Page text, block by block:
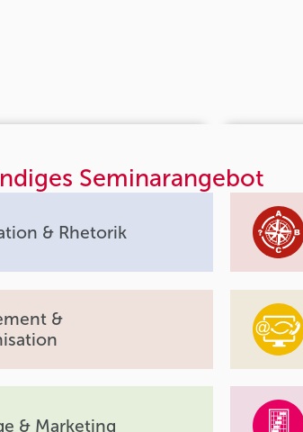
Seminarangebot
& Rhetorik
&
& Marketing